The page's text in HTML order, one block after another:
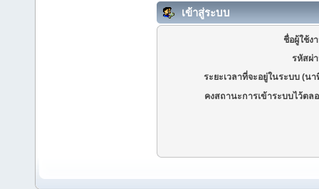
เข้าสู่ระบบ
ชื่อผู้ใช้ง
รหัสผ่
ระยะเวลาที่จะอยู่ในระบบ (นา
คงสถานะการเข้าระบบไว้ตล